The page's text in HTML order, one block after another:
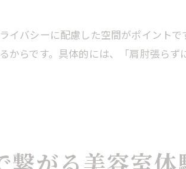
美容室空間で心身をリフレッシュ
も安心のリラックスできる理由
バシーに配慮した空間がポイント
らです。具体的には、「肩肘張ら
繋がる美容室体